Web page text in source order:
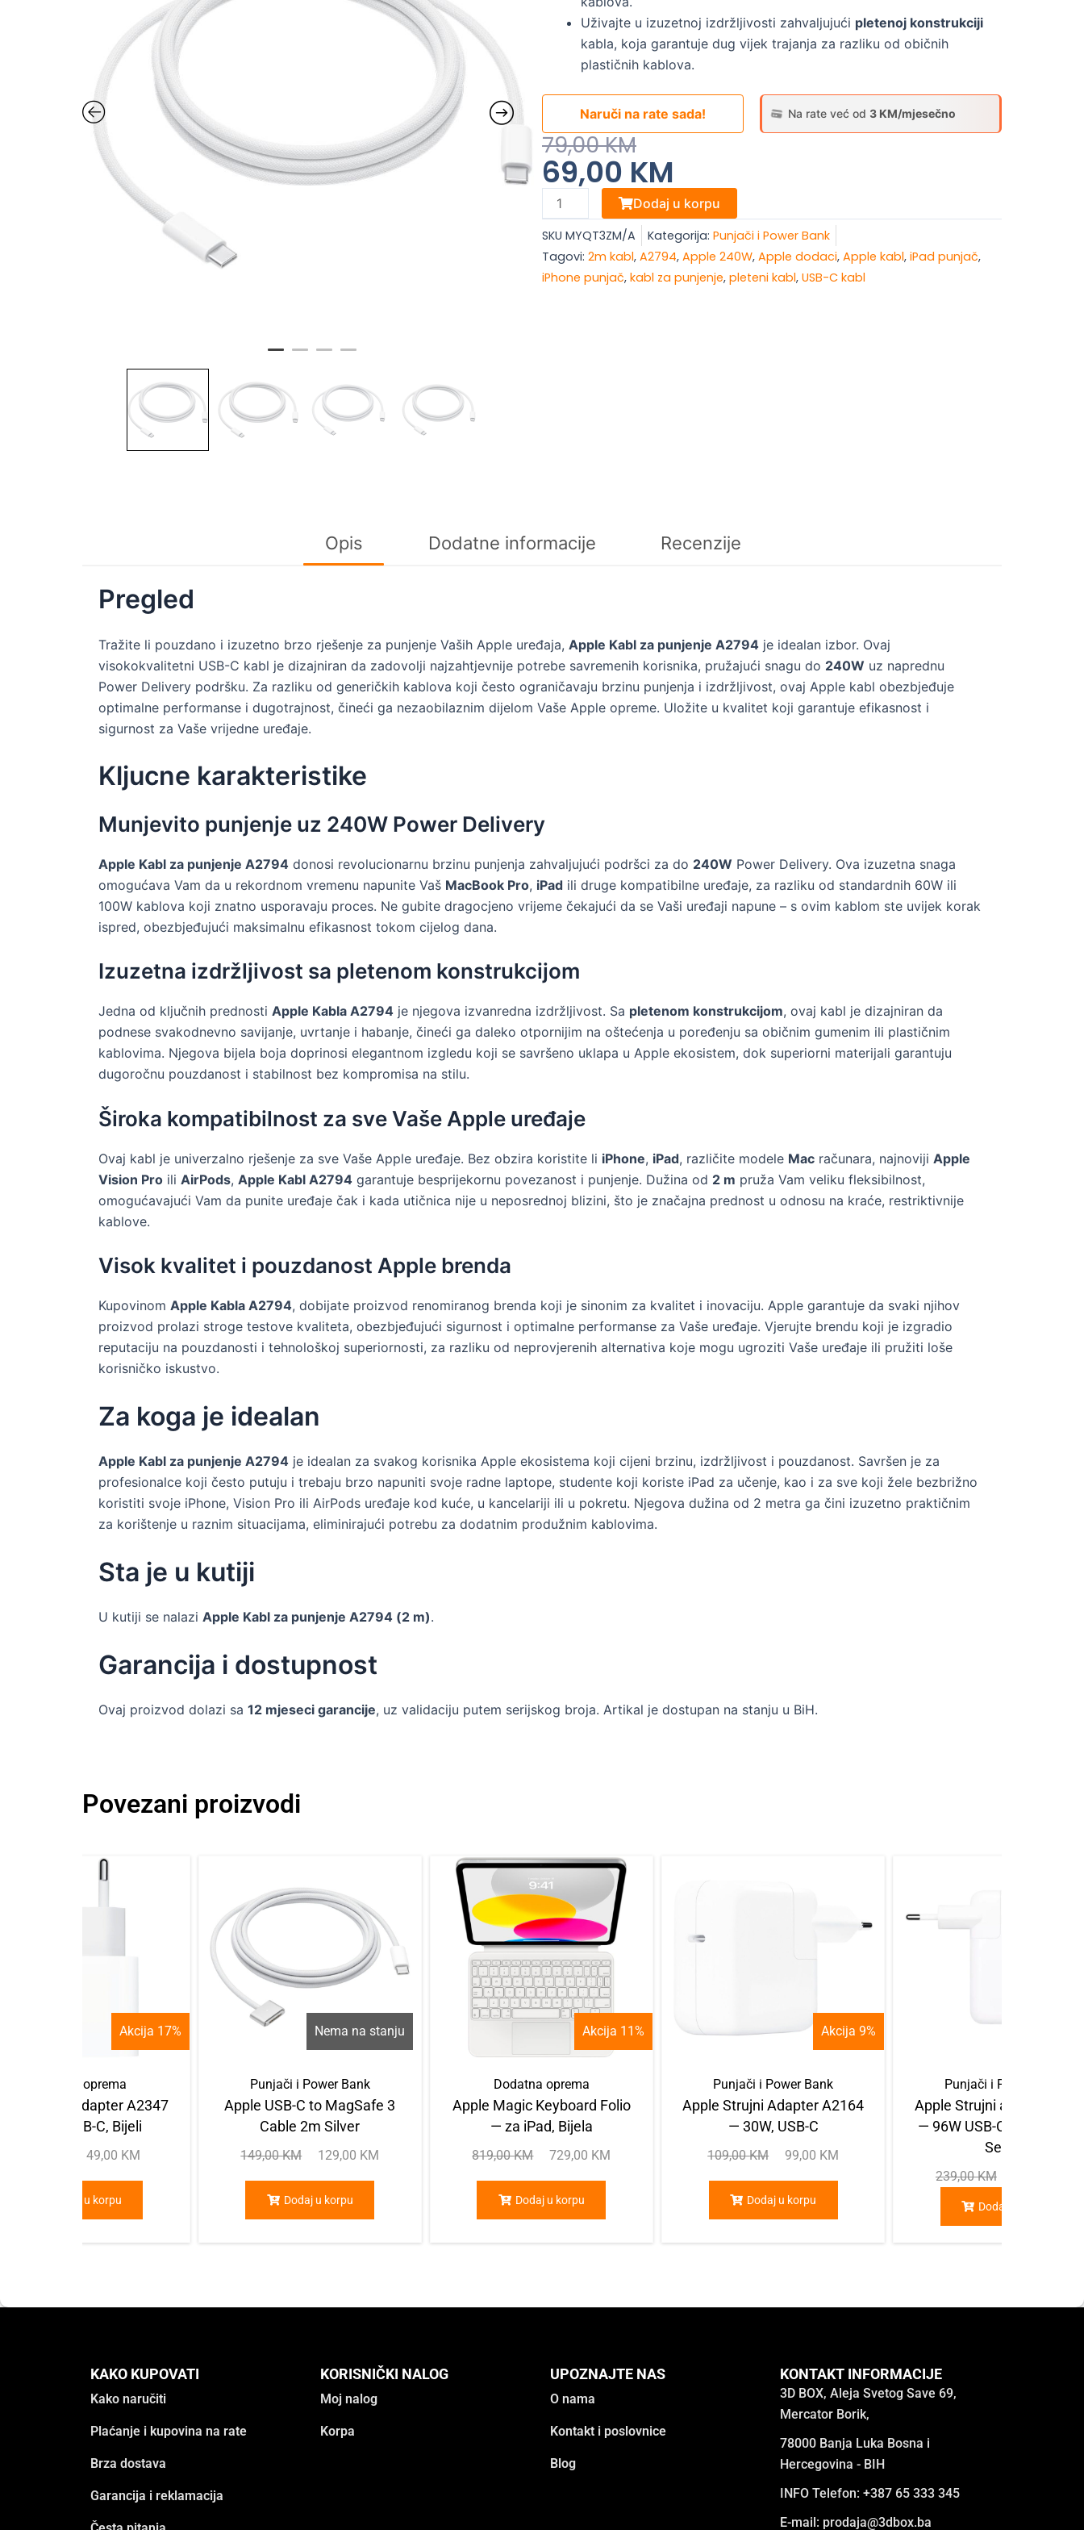
Uživajte u izuzetnoj izdržljivosti zahvaljujući pletenoj konstrukciji
kabla, koja garantuje dug vijek trajanja za razliku od običnih
plastičnih kablova.
Na rate već od 3 KM/mjesečno
Naruči na rate sada!
79,00KM
Original
Price
Was:
79,00 KM.
69,00 KM
Current
Price
Is:
69,00 KM.
Apple
Kabl
za
punjenje
A2794
Dodaj u korpu
SKU MYQT3ZM/A Kategorija: Punjači i Power Bank
Tagovi: 2m kabl, A2794, Apple 240W, Apple dodaci, Apple kabl, iPad punjač,
iPhone punjač, kabl za punjenje, pleteni kabl, USB-C kabl
Opis Dodatne informacije Recenzije
Pregled
Tražite li pouzdano i izuzetno brzo rješenje za punjenje Vaših Apple uređaja, Apple Kabl za punjenje A2794 je idealan izbor. Ovaj
visokokvalitetni USB-C kabl je dizajniran da zadovolji najzahtjevnije potrebe savremenih korisnika, pružajući snagu do 240W uz naprednu
Power Delivery podršku. Za razliku od generičkih kablova koji često ograničavaju brzinu punjenja i izdržljivost, ovaj Apple kabl obezbjeđuje
optimalne performanse i dugotrajnost, čineći ga nezaobilaznim dijelom Vaše Apple opreme. Uložite u kvalitet koji garantuje efikasnost i
sigurnost za Vaše vrijedne uređaje.
Kljucne karakteristike
Munjevito punjenje uz 240W Power Delivery
Apple Kabl za punjenje A2794 donosi revolucionarnu brzinu punjenja zahvaljujući podršci za do 240W Power Delivery. Ova izuzetna snaga
omogućava Vam da u rekordnom vremenu napunite Vaš MacBook Pro, iPad ili druge kompatibilne uređaje, za razliku od standardnih 60W ili
100W kablova koji znatno usporavaju proces. Ne gubite dragocjeno vrijeme čekajući da se Vaši uređaji napune – s ovim kablom ste uvijek korak
ispred, obezbjeđujući maksimalnu efikasnost tokom cijelog dana.
Izuzetna izdržljivost sa pletenom konstrukcijom
Jedna od ključnih prednosti Apple Kabla A2794 je njegova izvanredna izdržljivost. Sa pletenom konstrukcijom, ovaj kabl je dizajniran da
podnese svakodnevno savijanje, uvrtanje i habanje, čineći ga daleko otpornijim na oštećenja u poređenju sa običnim gumenim ili plastičnim
kablovima. Njegova bijela boja doprinosi elegantnom izgledu koji se savršeno uklapa u Apple ekosistem, dok superiorni materijali garantuju
dugoročnu pouzdanost i stabilnost bez kompromisa na stilu.
Široka kompatibilnost za sve Vaše Apple uređaje
Ovaj kabl je univerzalno rješenje za sve Vaše Apple uređaje. Bez obzira koristite li iPhone, iPad, različite modele Mac računara, najnoviji Apple
Vision Pro ili AirPods, Apple Kabl A2794 garantuje besprijekornu povezanost i punjenje. Dužina od 2 m pruža Vam veliku fleksibilnost,
omogućavajući Vam da punite uređaje čak i kada utičnica nije u neposrednoj blizini, što je značajna prednost u odnosu na kraće, restriktivnije
kablove.
Visok kvalitet i pouzdanost Apple brenda
Kupovinom Apple Kabla A2794, dobijate proizvod renomiranog brenda koji je sinonim za kvalitet i inovaciju. Apple garantuje da svaki njihov
proizvod prolazi stroge testove kvaliteta, obezbjeđujući sigurnost i optimalne performanse za Vaše uređaje. Vjerujte brendu koji je izgradio
reputaciju na pouzdanosti i tehnološkoj superiornosti, za razliku od neprovjerenih alternativa koje mogu ugroziti Vaše uređaje ili pružiti loše
korisničko iskustvo.
Za koga je idealan
Apple Kabl za punjenje A2794 je idealan za svakog korisnika Apple ekosistema koji cijeni brzinu, izdržljivost i pouzdanost. Savršen je za
profesionalce koji često putuju i trebaju brzo napuniti svoje radne laptope, studente koji koriste iPad za učenje, kao i za sve koji žele bezbrižno
koristiti svoje iPhone, Vision Pro ili AirPods uređaje kod kuće, u kancelariji ili u pokretu. Njegova dužina od 2 metra ga čini izuzetno praktičnim
za korištenje u raznim situacijama, eliminirajući potrebu za dodatnim produžnim kablovima.
Sta je u kutiji
U kutiji se nalazi Apple Kabl za punjenje A2794 (2 m).
Garancija i dostupnost
Ovaj proizvod dolazi sa 12 mjeseci garancije, uz validaciju putem serijskog broja. Artikal je dostupan na stanju u BiH.
Povezani proizvodi
Akcija 17%
Dodatna oprema
Strujni adapter A2347
— 20W, USB-C, Bijeli
49,00 KM
Dodaj u korpu
Nema na stanju
Punjači i Power Bank
Apple USB-C to MagSafe 3
Cable 2m Silver
149,00KM 129,00 KM
Dodaj u korpu
Akcija 11%
Dodatna oprema
Apple Magic Keyboard Folio
— za iPad, Bijela
819,00KM 729,00 KM
Dodaj u korpu
Akcija 9%
Punjači i Power Bank
Apple Strujni Adapter A2164
— 30W, USB-C
109,00KM 99,00 KM
Dodaj u korpu
Punjači i Power Bank
Apple Strujni adapter
— 96W USB-C za iPhone
Series
239,00KM
Dodaj u korpu
KAKO KUPOVATI
Kako naručiti
Plaćanje i kupovina na rate
Brza dostava
Garancija i reklamacija
KORISNIČKI NALOG
Moj nalog
Korpa
UPOZNAJTE NAS
O nama
Kontakt i poslovnice
Blog
KONTAKT INFORMACIJE
3D BOX, Aleja Svetog Save 69,
Mercator Borik,
78000 Banja Luka Bosna i
Hercegovina - BIH
INFO Telefon: +387 65 333 345
E-mail: prodaja@3dbox.ba